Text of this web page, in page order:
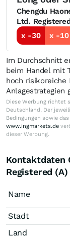
Chengdu
Ltd.
x -30
x -10
Im Durchschnitt
beim Handel mit
hoch risikoreiche
Anlagestrategien
Diese Werbung richtet
Deutschland. Der
Bedingungen sowie
www.ingmarkets.de
dieser Werbung.
Kontaktdaten
Registered
Name
Stadt
Land